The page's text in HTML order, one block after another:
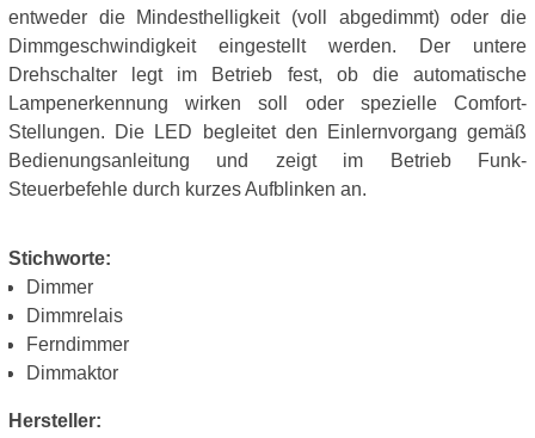
entweder die Mindesthelligkeit (voll abgedimmt) oder die
Dimmgeschwindigkeit eingestellt werden. Der untere
Drehschalter legt im Betrieb fest, ob die automatische
Lampenerkennung wirken soll oder spezielle Comfort-
Stellungen. Die LED begleitet den Einlernvorgang gemäß
Bedienungsanleitung und zeigt im Betrieb Funk-
Steuerbefehle durch kurzes Aufblinken an.
Stichworte:
Dimmer
Dimmrelais
Ferndimmer
Dimmaktor
Hersteller: